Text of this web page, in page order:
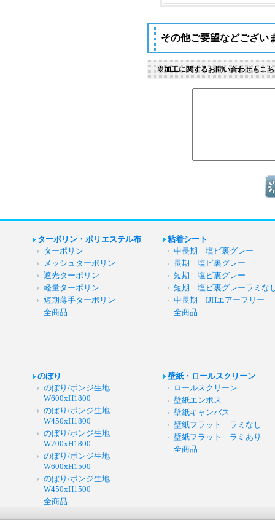
その他ご要望などござい
※加工に関するお問い合わせもこ
ターポリン・ポリエステル布
ターポリン
メッシュターポリン
遮光ターポリン
軽量ターポリン
短期薄手ターポリン
全商品
粘着シート
中長期 塩ビ裏グレー
長期 塩ビ裏グレー
短期 塩ビ裏グレー
短期 塩ビ裏グレーラミな
中長期 IJHエアーフリー
全商品
のぼり
のぼり/ポンジ生地
W600xH1800
のぼり/ポンジ生地
W450xH1800
のぼり/ポンジ生地
W700xH1800
のぼり/ポンジ生地
W600xH1500
のぼり/ポンジ生地
W450xH1500
全商品
壁紙・ロールスクリーン
ロールスクリーン
壁紙エンボス
壁紙キャンバス
壁紙フラット ラミなし
壁紙フラット ラミあり
全商品